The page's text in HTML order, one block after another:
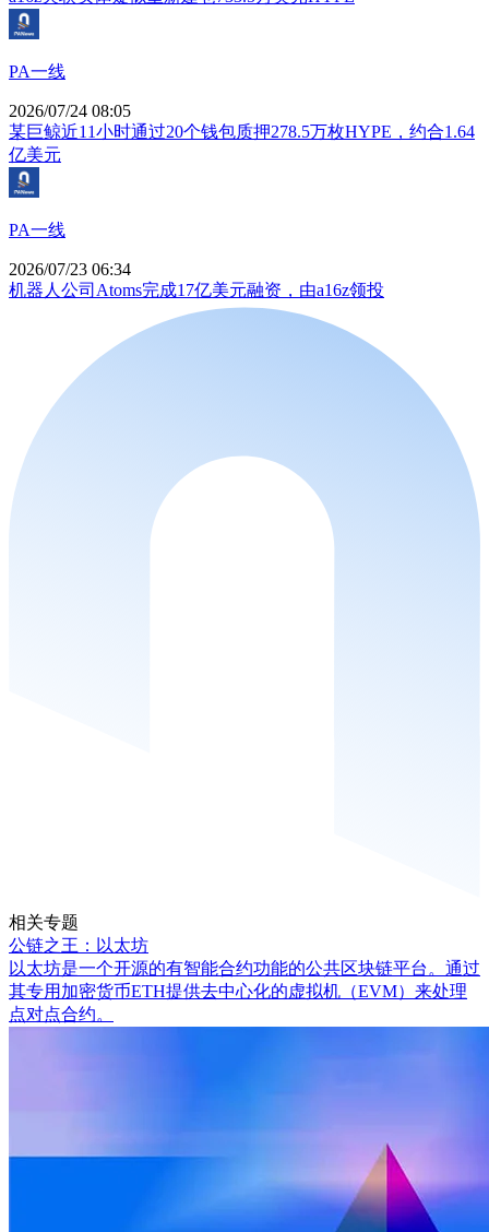
PA一线
2026/07/24 08:05
某巨鲸近11小时通过20个钱包质押278.5万枚HYPE，约合1.64
亿美元
PA一线
2026/07/23 06:34
机器人公司Atoms完成17亿美元融资，由a16z领投
相关专题
公链之王：以太坊
以太坊是一个开源的有智能合约功能的公共区块链平台。通过
其专用加密货币ETH提供去中心化的虚拟机（EVM）来处理
点对点合约。